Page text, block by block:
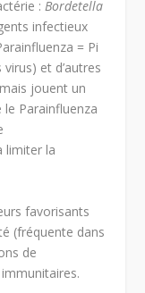
:Bordetella
infectieux
= Pi
et d’autres
jouent un
Parainfluenza
limiter la
favorisants
(fréquente dans
de